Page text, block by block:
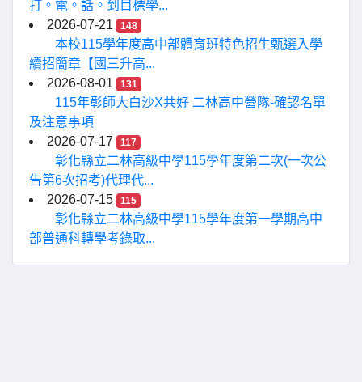
打。電。話。到目標學...
2026-07-21
148
本校115學年度高中部體育班特色招生甄選入學
續招簡章【國三升高...
2026-08-01
131
115年彰師大白沙X共好 二林高中營隊-確認名單
及注意事項
2026-07-17
117
彰化縣立二林高級中學115學年度第二次(一次公
告第6次招考)代理代...
2026-07-15
115
彰化縣立二林高級中學115學年度第一學期高中
部普通科轉學考錄取...